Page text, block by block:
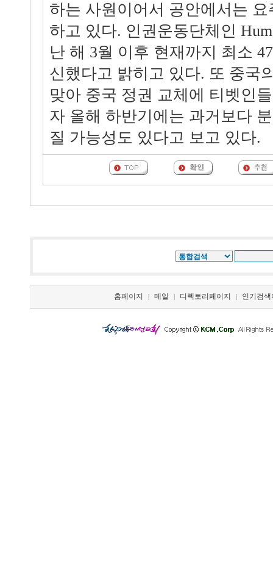
하는 사원이어서 공안에서는
하고 있다. 인권운동단체인
난 해 3월 이후 현재까지 최소
신했다고 밝히고 있다. 또 중국
맞아 중국 정권 교체에 티벳인
자 올해 하반기에는 과거보다
질 가능성도 있다고 보고 있다.
홈페이지 | 메일 | 디렉토리페이지 | 인기검색